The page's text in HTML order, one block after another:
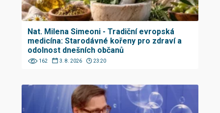
Nat. Milena Simeoni - Tradiční evropská
medicína: Starodávné kořeny pro zdraví a
odolnost dnešních občanů
162 3. 8. 2026 23:20